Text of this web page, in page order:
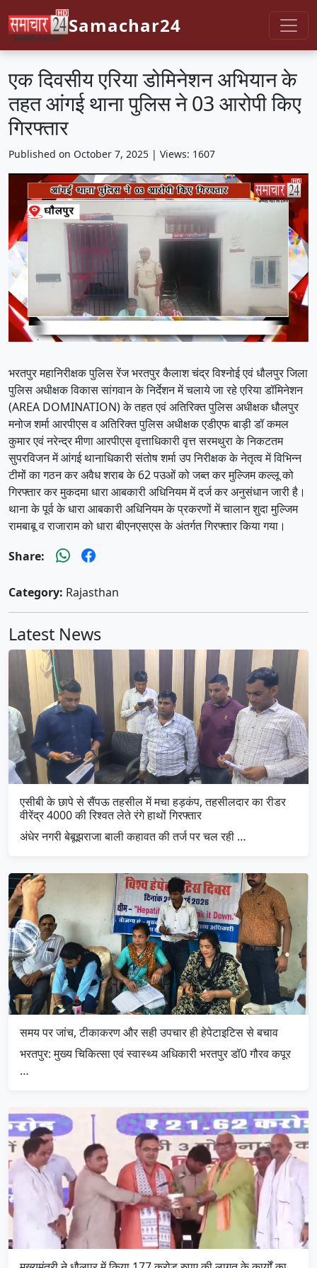
Samachar24
एक दिवसीय एरिया डोमिनेशन अभियान के
तहत आंगई थाना पुलिस ने 03 आरोपी किए
गिरफ्तार
Published on October 7, 2025 | Views: 1607
भरतपुर महानिरीक्षक पुलिस रेंज भरतपुर कैलाश चंद्र विश्नोई एवं धौलपुर जिला
पुलिस अधीक्षक विकास सांगवान के निर्देशन में चलाये जा रहे एरिया डॉमिनेशन
(AREA DOMINATION) के तहत एवं अतिरिक्त पुलिस अधीक्षक धौलपुर
मनोज शर्मा आरपीएस व अतिरिक्त पुलिस अधीक्षक एडीएफ बाड़ी डॉ कमल
कुमार एवं नरेन्द्र मीणा आरपीएस वृत्ताधिकारी वृत्त सरमथुरा के निकटतम
सुपरविजन में आंगई थानाधिकारी संतोष शर्मा उप निरीक्षक के नेतृत्व में विभिन्न
टीमों का गठन कर अवैध शराब के 62 पउओं को जब्त कर मुल्जिम कल्लू को
गिरफ्तार कर मुकदमा धारा आबकारी अधिनियम में दर्ज कर अनुसंधान जारी है।
थाना के पूर्व के धारा आबकारी अधिनियम के प्रकरणों में चालान शुदा मुल्जिम
रामबाबू व राजाराम को धारा बीएनएसएस के अंतर्गत गिरफ्तार किया गया।
Share:
Category: Rajasthan
Latest News
एसीबी के छापे से सैंपऊ तहसील में मचा हड़कंप, तहसीलदार का रीडर
वीरेंद्र 4000 की रिश्वत लेते रंगे हाथों गिरफ्तार
अंधेर नगरी बेबूझराजा बाली कहावत की तर्ज पर चल रही …
समय पर जांच, टीकाकरण और सही उपचार ही हेपेटाइटिस से बचाव
भरतपुर: मुख्य चिकित्सा एवं स्वास्थ्य अधिकारी भरतपुर डॉ0 गौरव कपूर
…